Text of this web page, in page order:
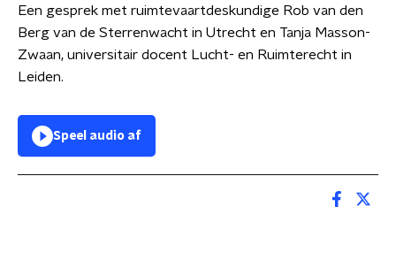
Een gesprek met ruimtevaartdeskundige Rob van den
Berg van de Sterrenwacht in Utrecht en Tanja Masson-
Zwaan, universitair docent Lucht- en Ruimterecht in
Leiden.
Speel audio af